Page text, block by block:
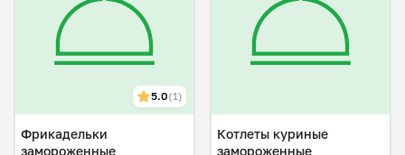
5.0(1)
Фрикадельки
замороженные
Котлеты куриные
замороженные